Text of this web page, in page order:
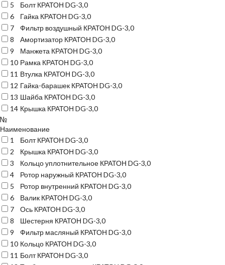
5
Болт КРАТОН DG-3,0
6
Гайка КРАТОН DG-3,0
7
Фильтр воздушный КРАТОН DG-3,0
8
Амортизатор КРАТОН DG-3,0
9
Манжета КРАТОН DG-3,0
10 Рамка КРАТОН DG-3,0
11 Втулка КРАТОН DG-3,0
12 Гайка-барашек КРАТОН DG-3,0
13 Шайба КРАТОН DG-3,0
14 Крышка КРАТОН DG-3,0
№
Наименование
1
Болт КРАТОН DG-3,0
2
Крышка КРАТОН DG-3,0
3
Кольцо уплотнительное КРАТОН DG-3,0
4
Ротор наружный КРАТОН DG-3,0
5
Ротор внутренний КРАТОН DG-3,0
6
Валик КРАТОН DG-3,0
7
Ось КРАТОН DG-3,0
8
Шестерня КРАТОН DG-3,0
9
Фильтр масляный КРАТОН DG-3,0
10 Кольцо КРАТОН DG-3,0
11 Болт КРАТОН DG-3,0